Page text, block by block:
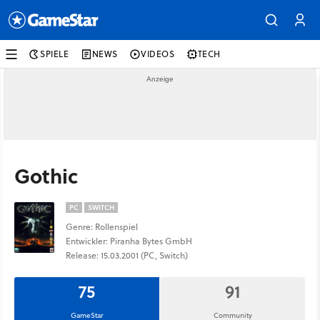
SPIELE NEWS VIDEOS TECH
Gothic
PC SWITCH
Genre: Rollenspiel
Entwickler: Piranha Bytes GmbH
Release: 15.03.2001 (PC, Switch)
75
GameStar
91
Community